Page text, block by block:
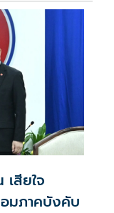
เสียใจ
อมภาคบังคับ